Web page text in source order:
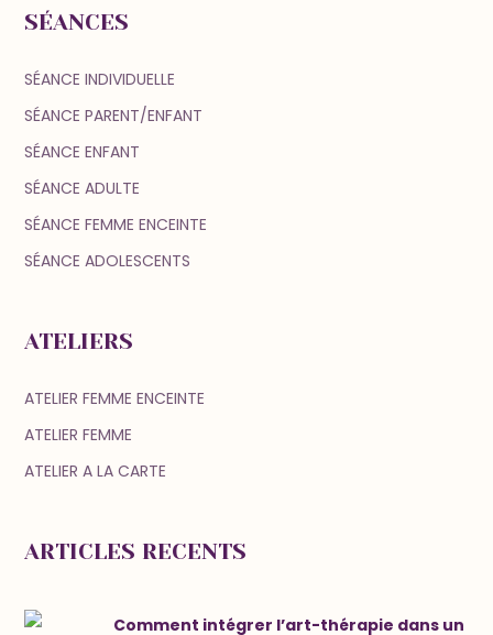
SÉANCES
SÉANCE INDIVIDUELLE
SÉANCE PARENT/ENFANT
SÉANCE ENFANT
SÉANCE ADULTE
SÉANCE FEMME ENCEINTE
SÉANCE ADOLESCENTS
ATELIERS
ATELIER FEMME ENCEINTE
ATELIER FEMME
ATELIER A LA CARTE
ARTICLES RECENTS
Comment intégrer l’art-thérapie dans un